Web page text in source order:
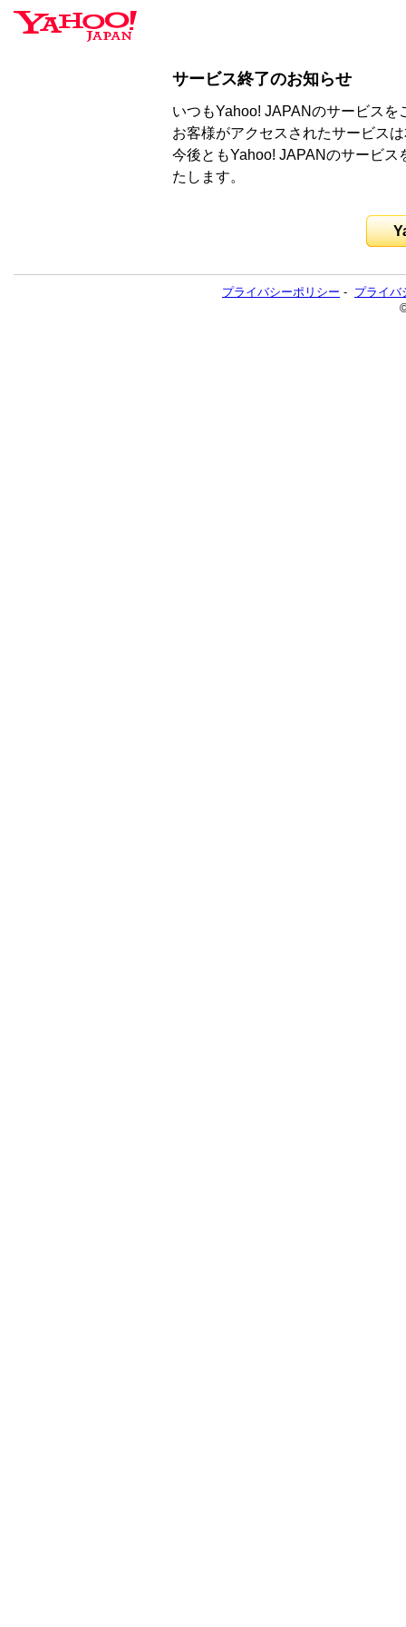
サービス終了のお知らせ
いつもYahoo! JAPANのサービス
お客様がアクセスされたサービス
今後ともYahoo! JAPANのサービ
たします。
プライバシーポリシー - プライバ